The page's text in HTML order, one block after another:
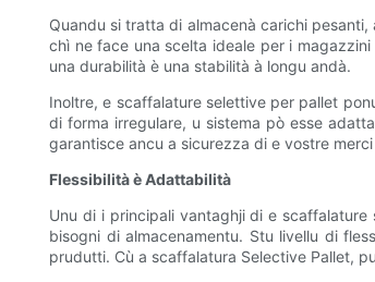
Quandu si tratta di almacenà carichi
chì ne face una scelta ideale per i
una durabilità è una stabilità à longu andà.
Inoltre, e scaffalature selettive per pallet
di forma irregulare, u sistema pò esse
garantisce ancu a sicurezza di e vostre
Flessibilità è Adattabilità
Unu di i principali vantaghji di e
bisogni di almacenamentu. Stu livellu di
prudutti. Cù a scaffalatura Selective Pallet,